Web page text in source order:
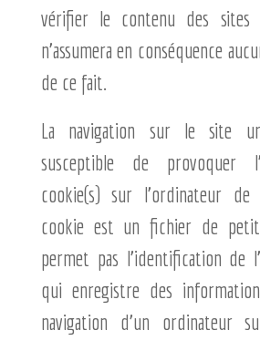
vérifier le contenu des sites
n’assumera en conséquence
de ce fait.
La navigation sur le site
susceptible de provoquer
cookie(s) sur l’ordinateur de
cookie est un fichier de
permet pas l’identification de
qui enregistre des
navigation d’un ordinateur